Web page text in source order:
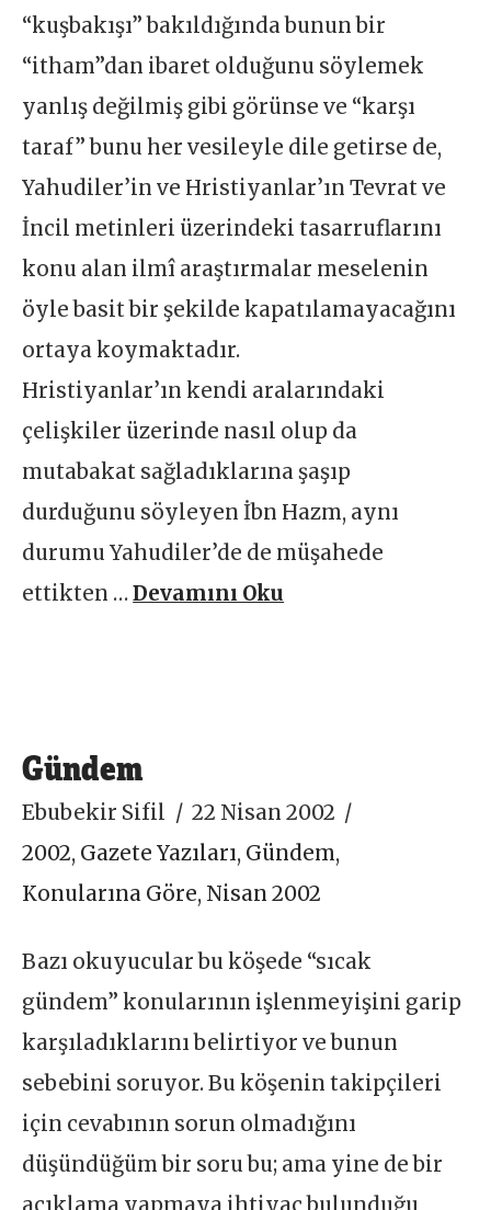
“kuşbakışı” bakıldığında bunun bir
“itham”dan ibaret olduğunu söylemek
yanlış değilmiş gibi görünse ve “karşı
taraf” bunu her vesileyle dile getirse de,
Yahudiler’in ve Hristiyanlar’ın Tevrat ve
İncil metinleri üzerindeki tasarruflarını
konu alan ilmî araştırmalar meselenin
öyle basit bir şekilde kapatılamayacağını
ortaya koymaktadır.
Hristiyanlar’ın kendi aralarındaki
çelişkiler üzerinde nasıl olup da
mutabakat sağladıklarına şaşıp
durduğunu söyleyen İbn Hazm, aynı
durumu Yahudiler’de de müşahede
ettikten …Devamını Oku
Gündem
Ebubekir Sifil
22 Nisan 2002
2002, Gazete Yazıları, Gündem,
Konularına Göre, Nisan 2002
Bazı okuyucular bu köşede “sıcak
gündem” konularının işlenmeyişini garip
karşıladıklarını belirtiyor ve bunun
sebebini soruyor. Bu köşenin takipçileri
için cevabının sorun olmadığını
düşündüğüm bir soru bu; ama yine de bir
açıklama yapmaya ihtiyaç bulunduğu